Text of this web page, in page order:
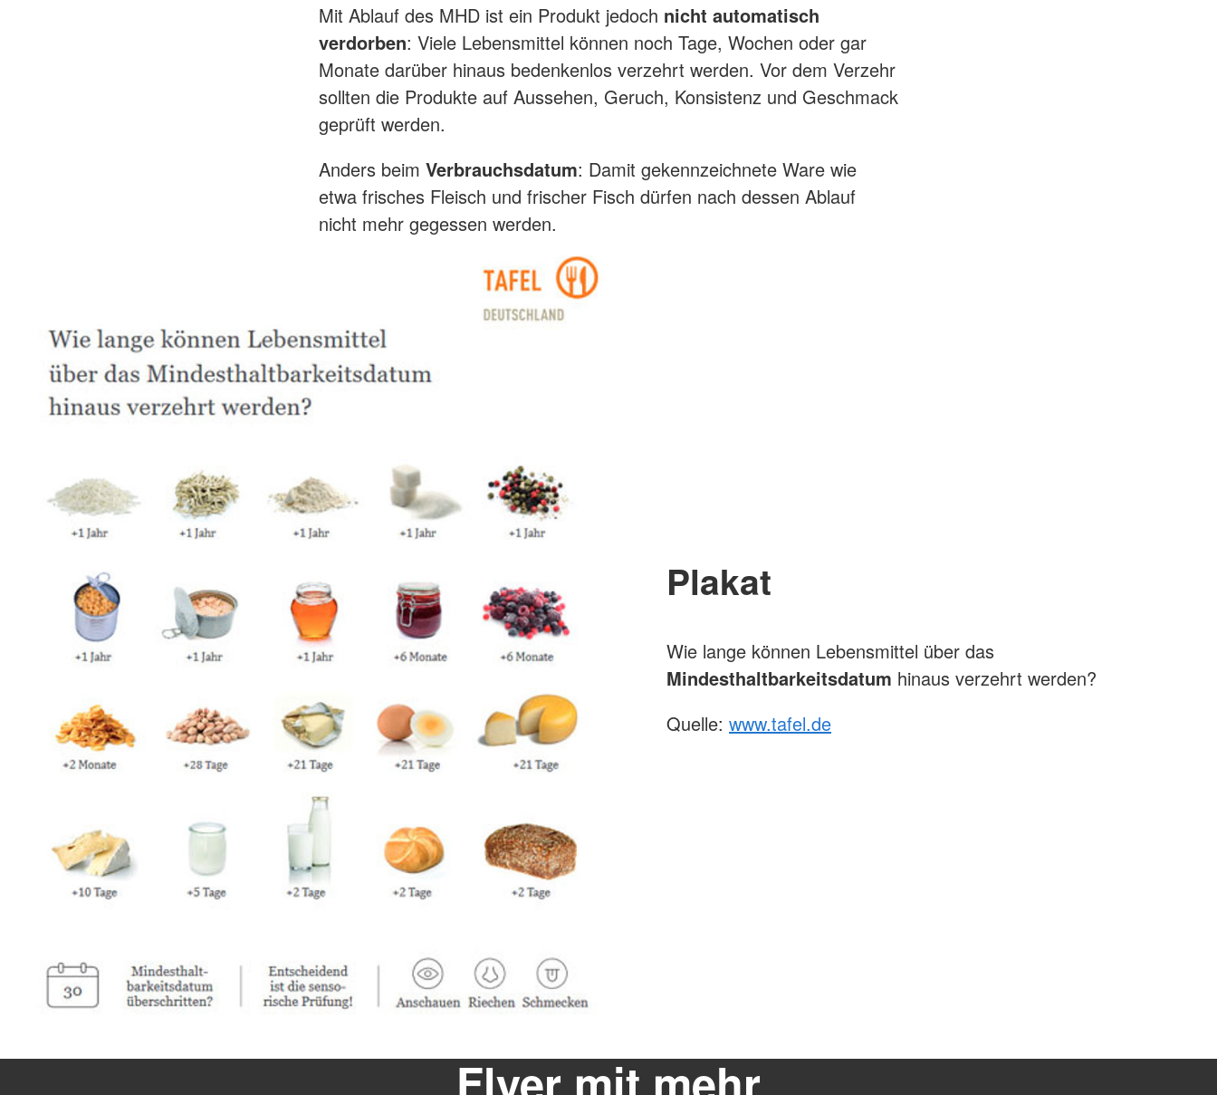
Mit Ablauf des MHD ist ein Produkt jedoch nicht automatisch
verdorben: Viele Lebensmittel können noch Tage, Wochen oder gar
Monate darüber hinaus bedenkenlos verzehrt werden. Vor dem Verzehr
sollten die Produkte auf Aussehen, Geruch, Konsistenz und Geschmack
geprüft werden.
Anders beim Verbrauchsdatum: Damit gekennzeichnete Ware wie
etwa frisches Fleisch und frischer Fisch dürfen nach dessen Ablauf
nicht mehr gegessen werden.
Plakat
Wie lange können Lebensmittel über das
Mindesthaltbarkeitsdatum hinaus verzehrt werden?
Quelle: www.tafel.de